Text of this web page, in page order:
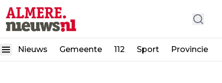
Nieuws Gemeente 112 Sport Provincie